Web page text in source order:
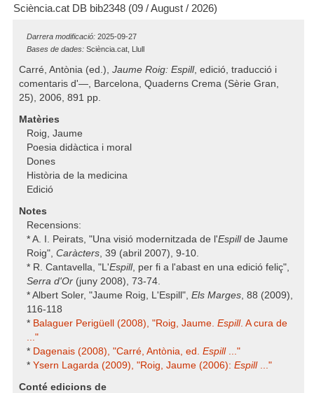
Sciència.cat DB bib2348 (09 / August / 2026)
Darrera modificació: 2025-09-27
Bases de dades: Sciència.cat, Llull
Carré, Antònia (ed.), Jaume Roig: Espill, edició, traducció i
comentaris d'—, Barcelona, Quaderns Crema (Sèrie Gran,
25), 2006, 891 pp.
Matèries
Roig, Jaume
Poesia didàctica i moral
Dones
Història de la medicina
Edició
Notes
Recensions:
* A. I. Peirats, "Una visió modernitzada de l'Espillde Jaume
Roig", Caràcters, 39 (abril 2007), 9-10.
* R. Cantavella, "L'Espill, per fi a l'abast en una edició feliç",
Serra d'Or (juny 2008), 73-74.
* Albert Soler, "Jaume Roig, L'Espill", Els Marges, 88 (2009),
116-118
* Balaguer Perigüell (2008), "Roig, Jaume. Espill. A cura de
..."
* Dagenais (2008), "Carré, Antònia, ed. Espill..."
* Ysern Lagarda (2009), "Roig, Jaume (2006): Espill..."
Conté edicions de